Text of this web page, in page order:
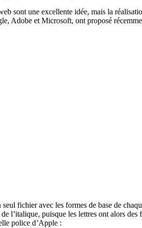
sont une excellente idée, mais la
Adobe et Microsoft, ont proposé
seul fichier avec les formes de base de
l’italique, puisque les lettres ont alors
police d’Apple :